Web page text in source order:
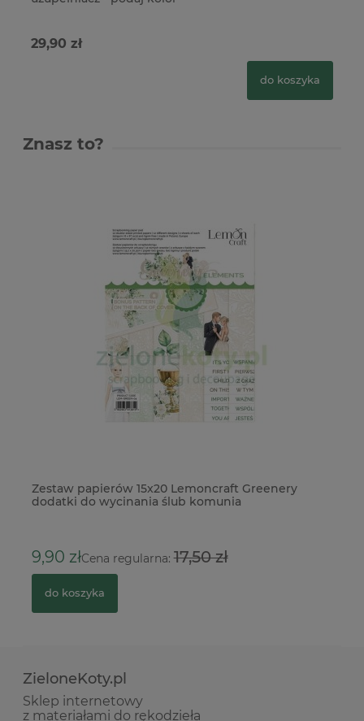
29,90 zł
do koszyka
Znasz to?
Zestaw papierów 15x20 Lemoncraft Greenery
dodatki do wycinania ślub komunia
9,90 złCena regularna:17,50 zł
do koszyka
ZieloneKoty.pl
Sklep internetowy
z materiałami do rękodzieła